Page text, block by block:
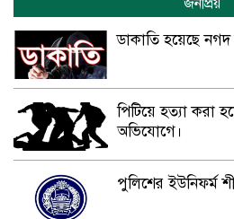
ডাকাতি হয়েছে নগদ
পিটিয়ে হত্যা করা
অভিযোগে।
পুলিশের ইউনিফর্ম